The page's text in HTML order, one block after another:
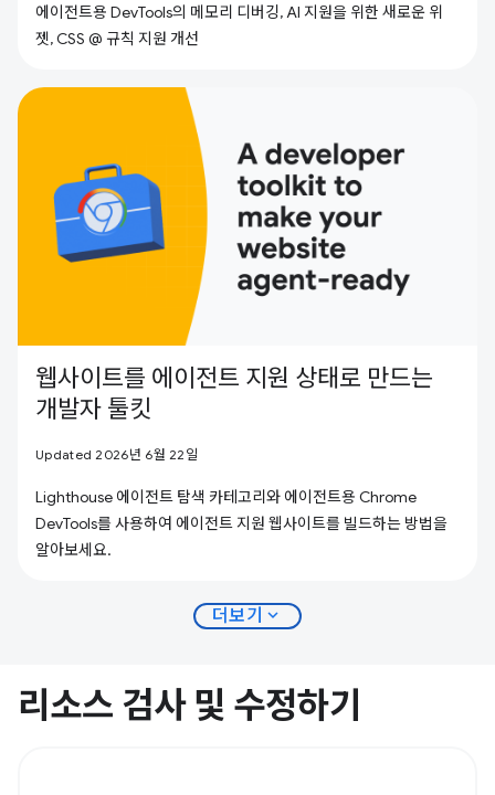
에이전트용 DevTools의 메모리 디버깅, AI 지원을 위한 새로운 위
젯, CSS @ 규칙 지원 개선
웹사이트를 에이전트 지원 상태로 만드는
개발자 툴킷
Updated 2026년 6월 22일
Lighthouse 에이전트 탐색 카테고리와 에이전트용 Chrome
DevTools를 사용하여 에이전트 지원 웹사이트를 빌드하는 방법을
알아보세요.
더보기 expand_more
리소스 검사 및 수정하기